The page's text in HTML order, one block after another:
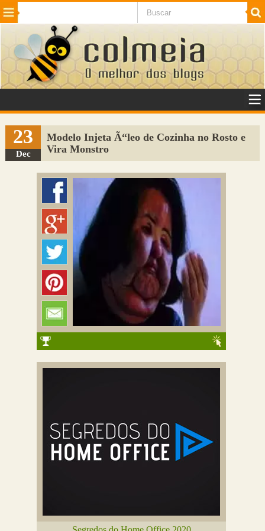
Beleza Cinema e TV
Internet Jogos NotÃ­cias SaÃºde
VeÃ­culos Adulto
Sugerir Link
Adicionar Blog
Colmeia Exchange
23
Dec
Modelo Injeta Ã“leo de Cozinha no Rosto e
Vira Monstro